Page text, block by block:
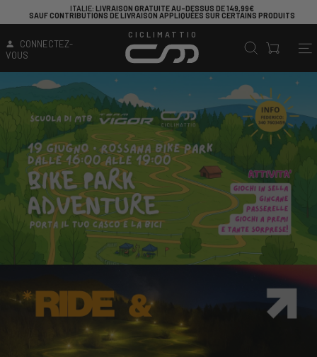
ITALIE: LIVRAISON GRATUITE AU-DESSUS DE 149,99€
SAUF CONTRIBUTIONS DE LIVRAISON APPLIQUÉES SUR CERTAINS PRODUITS
CONNECTEZ-
VOUS
CICLIMATTIO